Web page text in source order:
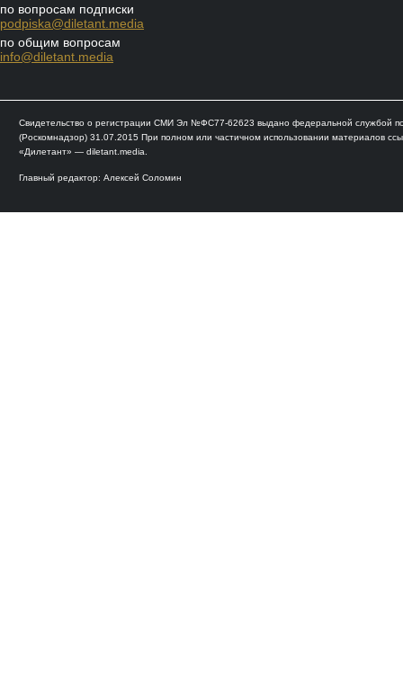
по вопросам подписки
podpiska@diletant.media
по общим вопросам
info@diletant.media
Свидетельство о регистрации СМИ Эл №ФС77-62623 выдано федеральной службой
(Роскомнадзор) 31.07.2015 При полном или частичном использовании материалов
«Дилетант» — diletant.media.
Главный редактор: Алексей Соломин